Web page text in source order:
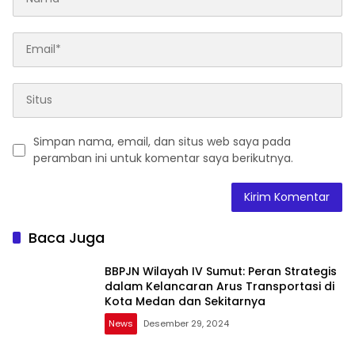
Simpan nama, email, dan situs web saya pada
peramban ini untuk komentar saya berikutnya.
Baca Juga
BBPJN Wilayah IV Sumut: Peran Strategis
dalam Kelancaran Arus Transportasi di
Kota Medan dan Sekitarnya
News Desember 29, 2024